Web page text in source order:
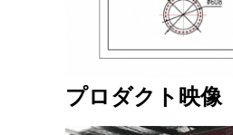
プロダクト映像